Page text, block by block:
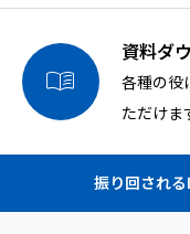

資料ダ
各種の役
ただけま
振り回され